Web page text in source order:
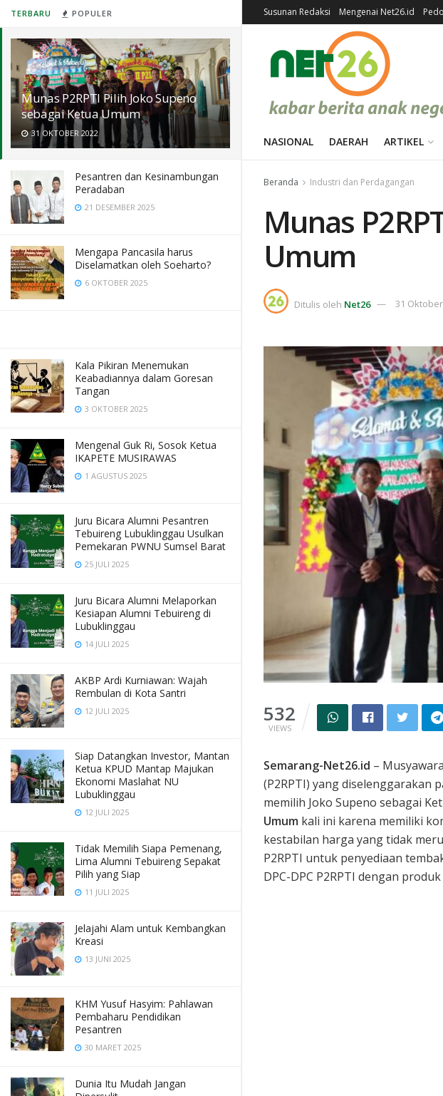
TERBARU POPULER
Munas P2RPTI Pilih Joko Supeno
sebagai Ketua Umum
31 OKTOBER 2022
Pesantren dan Kesinambungan
Peradaban
21 DESEMBER 2025
Mengapa Pancasila harus
Diselamatkan oleh Soeharto?
6 OKTOBER 2025
Kala Pikiran Menemukan
Keabadiannya dalam Goresan
Tangan
3 OKTOBER 2025
Mengenal Guk Ri, Sosok Ketua
IKAPETE MUSIRAWAS
1 AGUSTUS 2025
Juru Bicara Alumni Pesantren
Tebuireng Lubuklinggau Usulkan
Pemekaran PWNU Sumsel Barat
25 JULI 2025
Juru Bicara Alumni Melaporkan
Kesiapan Alumni Tebuireng di
Lubuklinggau
14 JULI 2025
AKBP Ardi Kurniawan: Wajah
Rembulan di Kota Santri
12 JULI 2025
Siap Datangkan Investor, Mantan
Ketua KPUD Mantap Majukan
Ekonomi Maslahat NU
Lubuklinggau
12 JULI 2025
Tidak Memilih Siapa Pemenang,
Lima Alumni Tebuireng Sepakat
Pilih yang Siap
11 JULI 2025
Jelajahi Alam untuk Kembangkan
Kreasi
13 JUNI 2025
KHM Yusuf Hasyim: Pahlawan
Pembaharu Pendidikan
Pesantren
30 MARET 2025
Dunia Itu Mudah Jangan
Susunan Redaksi Mengenai Net26.id
NASIONAL DAERAH ARTIKEL
Beranda Industri dan Perdagangan
Munas
Umum
Ditulis oleh Net26 31
532
VIEWS
Semarang-Net26.id –
(P2RPTI) yang diselenggarakan
memilih Joko Supeno sebagai
Umum kali ini karena memiliki
kestabilan harga yang tidak
P2RPTI untuk penyediaan
DPC-DPC P2RPTI dengan